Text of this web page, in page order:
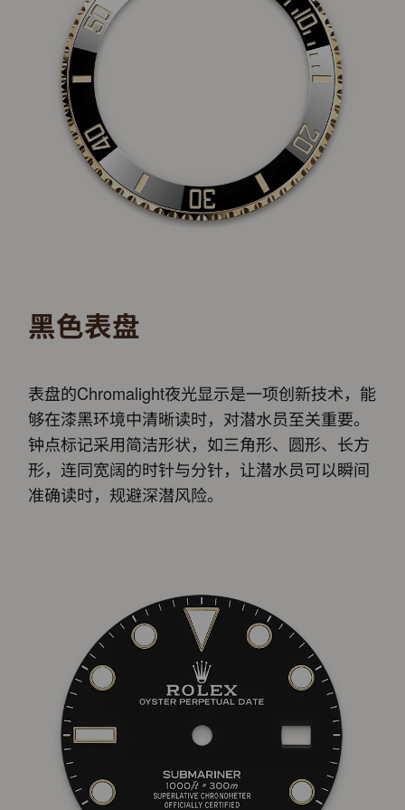
黑色表盘
表盘的Chromalight夜光显示是一项创新技术，能
够在漆黑环境中清晰读时，对潜水员至关重要。
钟点标记采用简洁形状，如三角形、圆形、长方
形，连同宽阔的时针与分针，让潜水员可以瞬间
准确读时，规避深潜风险。